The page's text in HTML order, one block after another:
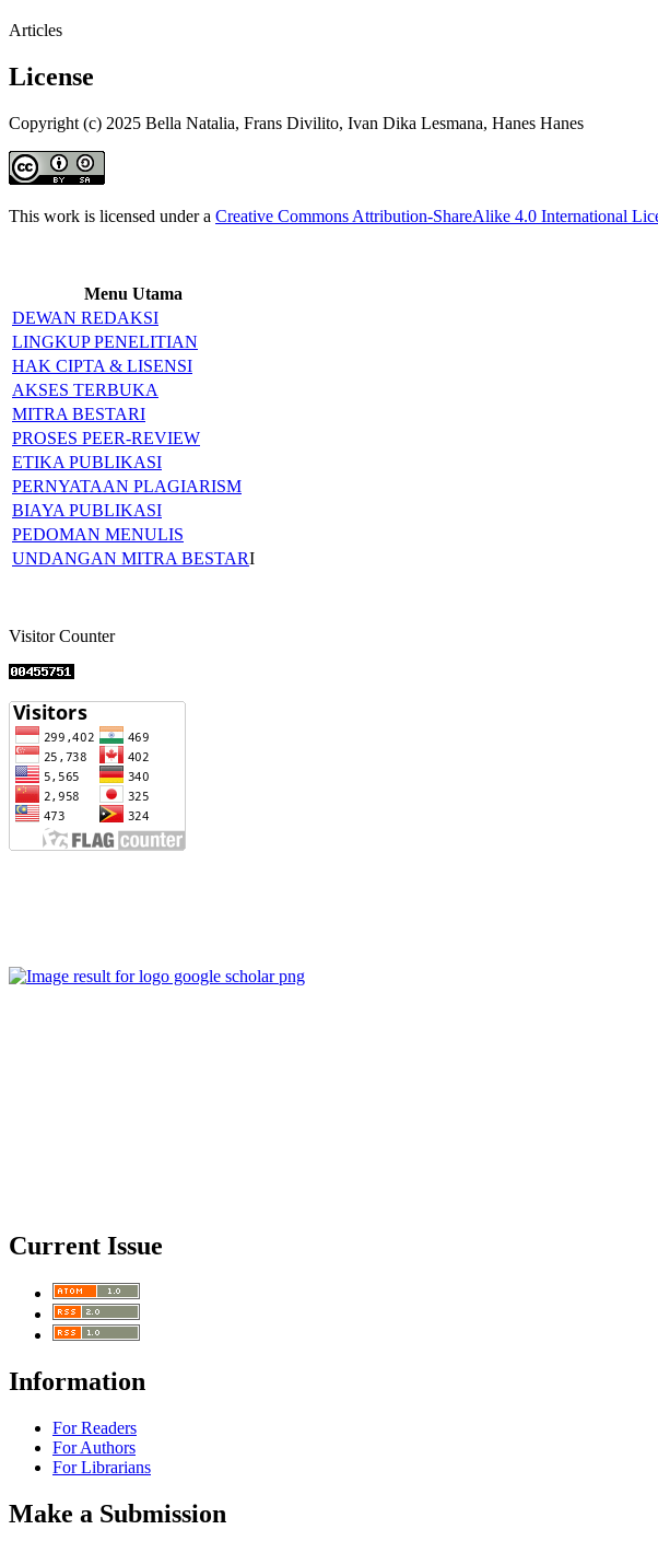
Articles
License
Copyright (c) 2025 Bella Natalia, Frans Divilito, Ivan Dika Lesmana, Hanes Hanes
This work is licensed under a Creative Commons Attribution-ShareAlike 4.0 International
Menu Utama
DEWAN REDAKSI
LINGKUP PENELITIAN
HAK CIPTA & LISENSI
AKSES TERBUKA
MITRA BESTARI
PROSES PEER-REVIEW
ETIKA PUBLIKASI
PERNYATAAN PLAGIARISM
BIAYA PUBLIKASI
PEDOMAN MENULIS
UNDANGAN MITRA BESTARI
Visitor Counter
Current Issue
Information
For Readers
For Authors
For Librarians
Make a Submission